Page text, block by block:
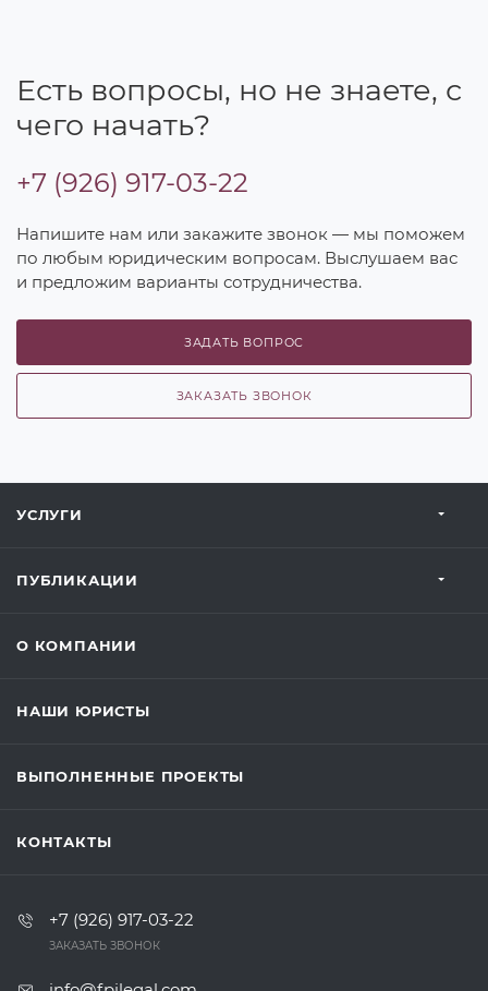
Есть вопросы, но не знаете, с
чего начать?
+7 (926) 917-03-22
Напишите нам или закажите звонок — мы поможем
по любым юридическим вопросам. Выслушаем вас
и предложим варианты сотрудничества.
ЗАДАТЬ ВОПРОС
ЗАКАЗАТЬ ЗВОНОК
УСЛУГИ
ПУБЛИКАЦИИ
О КОМПАНИИ
НАШИ ЮРИСТЫ
ВЫПОЛНЕННЫЕ ПРОЕКТЫ
КОНТАКТЫ
+7 (926) 917-03-22
ЗАКАЗАТЬ ЗВОНОК